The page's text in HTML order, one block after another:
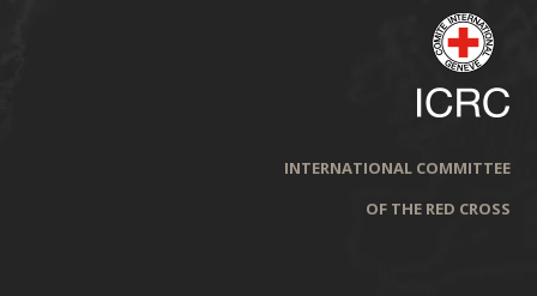
INTERNATIONAL COMMITTEE
OF THE RED CROSS